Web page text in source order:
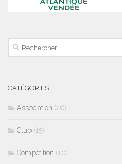
Rechercher :
CATÉGORIES
Association (26)
Club (15)
Compétition (10)